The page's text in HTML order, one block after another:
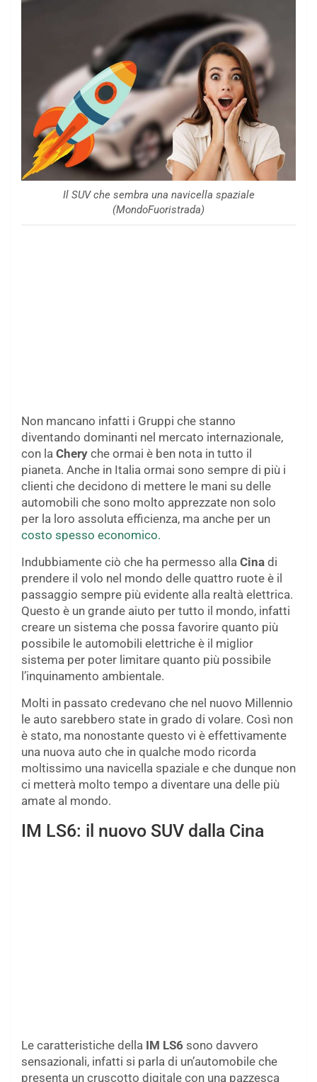
Il SUV che sembra una navicella spaziale
(MondoFuoristrada)
Non mancano infatti i Gruppi che stanno
diventando dominanti nel mercato internazionale,
con la Chery che ormai è ben nota in tutto il
pianeta. Anche in Italia ormai sono sempre di più i
clienti che decidono di mettere le mani su delle
automobili che sono molto apprezzate non solo
per la loro assoluta efficienza, ma anche per un
costo spesso economico.
Indubbiamente ciò che ha permesso alla Cina di
prendere il volo nel mondo delle quattro ruote è il
passaggio sempre più evidente alla realtà elettrica.
Questo è un grande aiuto per tutto il mondo, infatti
creare un sistema che possa favorire quanto più
possibile le automobili elettriche è il miglior
sistema per poter limitare quanto più possibile
l’inquinamento ambientale.
Molti in passato credevano che nel nuovo Millennio
le auto sarebbero state in grado di volare. Così non
è stato, ma nonostante questo vi è effettivamente
una nuova auto che in qualche modo ricorda
moltissimo una navicella spaziale e che dunque non
ci metterà molto tempo a diventare una delle più
amate al mondo.
IM LS6: il nuovo SUV dalla Cina
Le caratteristiche della IM LS6 sono davvero
sensazionali, infatti si parla di un’automobile che
presenta un cruscotto digitale con una pazzesca